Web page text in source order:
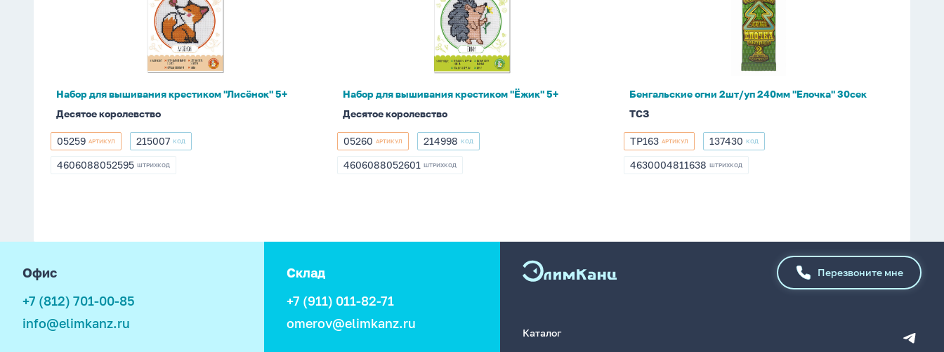
Набор для вышивания крестиком "Лисёнок" 5+
Десятое королевство
05259
05259 АРТИКУЛ 215007
215007 КОД
4606088052595
4606088052595 ШТРИХКОД
Набор для вышивания крестиком "Ёжик" 5+
Десятое королевство
05260
05260 АРТИКУЛ 214998
214998 КОД
4606088052601
4606088052601 ШТРИХКОД
Бенгальские огни 2шт/уп 240мм "Елочка" 30сек
ТСЗ
ТР163
ТР163 АРТИКУЛ 137430
137430 КОД
4630004811638
4630004811638 ШТРИХКОД
Офис
+7 (812) 701-00-85
info@elimkanz.ru
Склад
+7 (911) 011-82-71
omerov@elimkanz.ru
Перезвоните мне
Каталог